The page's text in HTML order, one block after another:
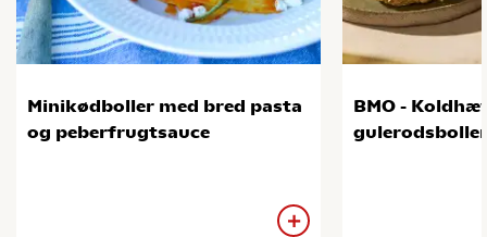
Minikødboller med bred pasta
og peberfrugtsauce
BMO -
gulerodsboller